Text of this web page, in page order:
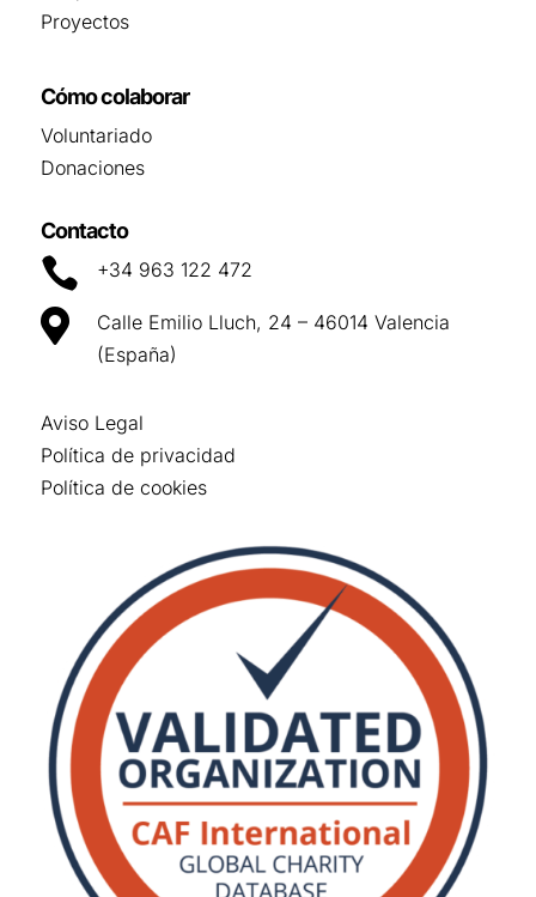
Proyectos
Cómo colaborar
Voluntariado
Donaciones
Contacto
 +34 963 122 472

Calle Emilio Lluch, 24 – 46014 Valencia
(España)
Aviso Legal
Política de privacidad
Política de cookies